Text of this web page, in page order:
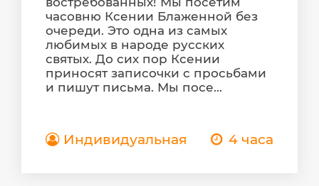
часовню Ксении Блаженной без
очереди. Это одна из самых
любимых в народе русских
святых. До сих пор Ксении
приносят записочки с просьбами
и пишут письма. Мы посе...
Индивидуальная 4 часа